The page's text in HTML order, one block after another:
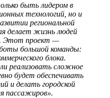
быть лидером в
технологий, но и
региональной
делает жизнь людей
Этот проект —
большой команды:
блока.
реализовать сложное
будет обеспечивать
и делать городской
пассажиров».